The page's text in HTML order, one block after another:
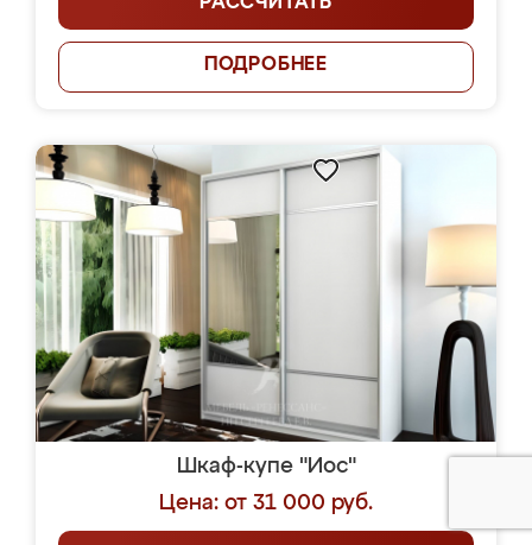
ПОДРОБНЕЕ
Шкаф-купе "Иос"
Цена: от 31 000 руб.